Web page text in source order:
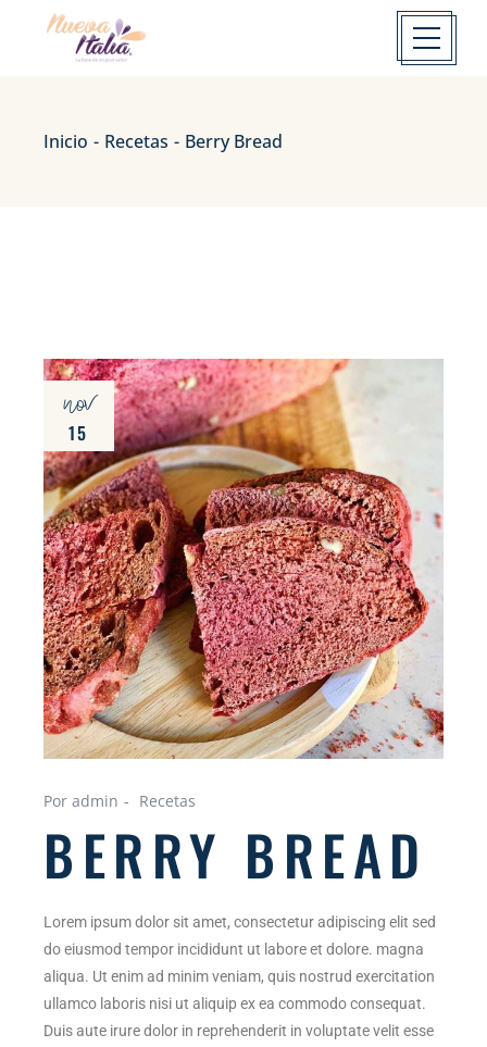
Inicio Recetas Berry Bread
nov
15
Por admin Recetas
BERRY BREAD
Lorem ipsum dolor sit amet, consectetur adipiscing elit sed
do eiusmod tempor incididunt ut labore et dolore. magna
aliqua. Ut enim ad minim veniam, quis nostrud exercitation
ullamco laboris nisi ut aliquip ex ea commodo consequat.
Duis aute irure dolor in reprehenderit in voluptate velit esse